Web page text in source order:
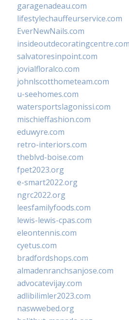
garagenadeau.com
lifestylechauffeurservice.com
EverNewNails.com
insideoutdecoratingcentre.com
salvatoresinpoint.com
jovialfloralco.com
johnlscotthometeam.com
u-seehomes.com
watersportslagonissi.com
mischieffashion.com
eduwyre.com
retro-interiors.com
theblvd-boise.com
fpet2023.org
e-smart2022.org
ngrc2022.org
leesfamilyfoods.com
lewis-lewis-cpas.com
eleontennis.com
cyetus.com
bradfordshops.com
almadenranchsanjose.com
advocatevijay.com
adlibilimler2023.com
naswwebed.org